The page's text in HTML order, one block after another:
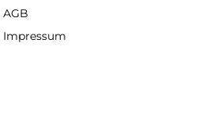
AGB
Impressum